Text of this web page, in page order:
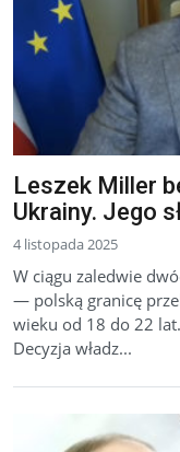
Leszek Miller
Ukrainy. Jego
4 listopada 2025
W ciągu zaledwie
— polską granicę
wieku od 18 do 22
Decyzja władz...